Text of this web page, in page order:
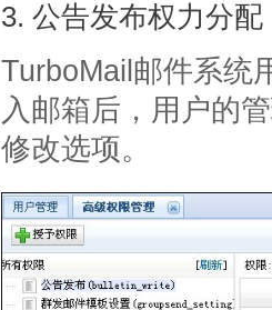
3. 公告发布权力分配
TurboMail邮件系统
入邮箱后，用户的
修改选项。